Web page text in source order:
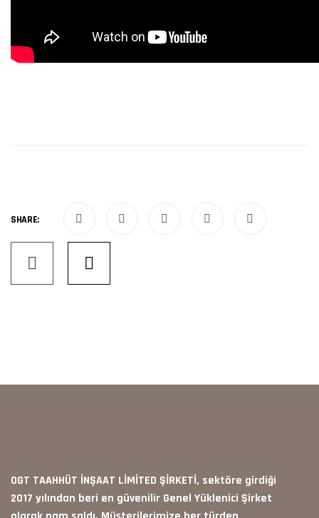
SHARE:
Services
navigation
OGT TAAHHÜT İNŞAAT LİMİTED ŞİRKETİ, sektöre girdiği
2017 yılından beri en güvenilir Genel Yüklenici Şirket